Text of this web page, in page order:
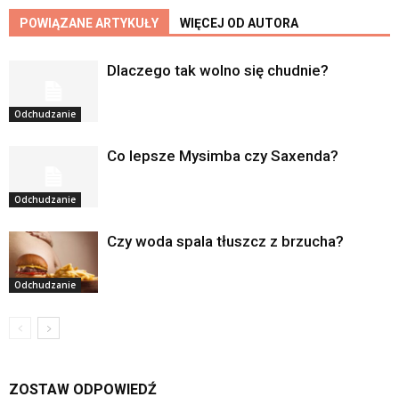
POWIĄZANE ARTYKUŁY WIĘCEJ OD AUTORA
Odchudzanie
Dlaczego tak wolno się chudnie?
Odchudzanie
Co lepsze Mysimba czy Saxenda?
Odchudzanie
Czy woda spala tłuszcz z brzucha?
ZOSTAW ODPOWIEDŹ